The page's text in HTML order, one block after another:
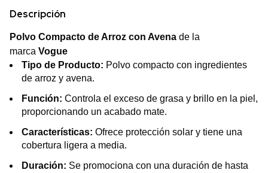
Descripción
Polvo Compacto de Arroz con Avena de la
marca Vogue
Tipo de Producto: Polvo compacto con ingredientes
de arroz y avena.
Función: Controla el exceso de grasa y brillo en la piel,
proporcionando un acabado mate.
Características: Ofrece protección solar y tiene una
cobertura ligera a media.
Duración: Se promociona con una duración de hasta